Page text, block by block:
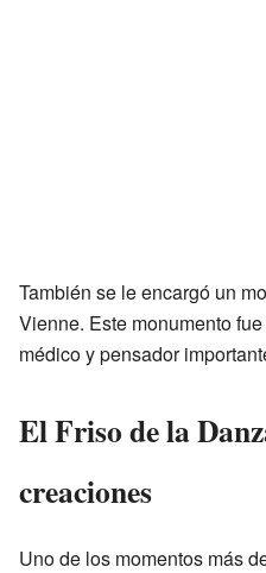
También se le encargó un
Vienne. Este monumento
médico y pensador
El Friso de la
creaciones
Uno de los momentos más